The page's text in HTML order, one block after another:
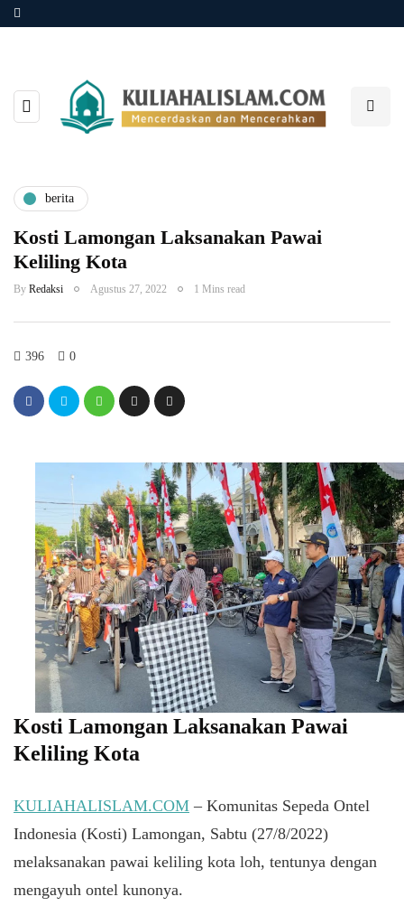
berita
Kosti Lamongan Laksanakan Pawai
Keliling Kota
By Redaksi Agustus 27, 2022 1 Mins read
396 0
Kosti Lamongan Laksanakan Pawai
Keliling Kota
KULIAHALISLAM.COM – Komunitas Sepeda Ontel
Indonesia (Kosti) Lamongan, Sabtu (27/8/2022)
melaksanakan pawai keliling kota loh, tentunya dengan
mengayuh ontel kunonya.